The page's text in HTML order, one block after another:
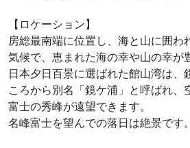
【ロケーション】
房総最南端に位置し、海と山に囲わ
気候で、恵まれた海の幸や山の幸が
日本夕日百景に選ばれた館山湾は、
ころから別名「鏡ケ浦」と呼ばれ、
富士の秀峰が遠望できます。
名峰富士を望んでの落日は絶景です。